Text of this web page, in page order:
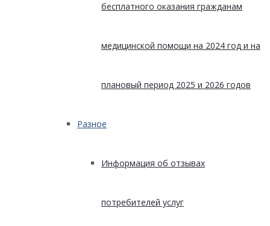
бесплатного оказания гражданам
медицинской помощи на 2024 год и на
плановый период 2025 и 2026 годов
Разное
Информация об отзывах
потребителей услуг